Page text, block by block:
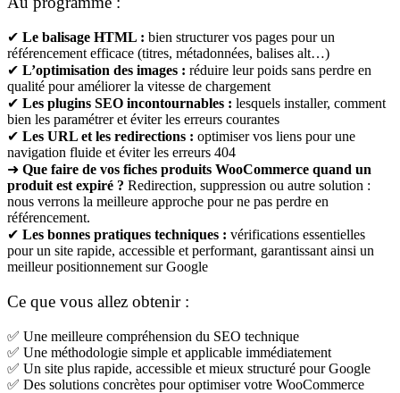
optimisez
site
WordPress
✔ Le balisage HTML : bien structurer vos pages pour un
référencement efficace (titres, métadonnées, balises alt…)
✔ L’optimisation des images : réduire leur poids sans perdre en
qualité pour améliorer la vitesse de chargement
✔ Les plugins SEO incontournables : lesquels installer, comment
bien les paramétrer et éviter les erreurs courantes
✔ Les URL et les redirections : optimiser vos liens pour une
navigation fluide et éviter les erreurs 404
➜ Que faire de vos fiches produits WooCommerce quand un
produit est expiré ? Redirection, suppression ou autre solution :
nous verrons la meilleure approche pour ne pas perdre en
référencement.
✔ Les bonnes pratiques techniques : vérifications essentielles
pour un site rapide, accessible et performant, garantissant ainsi un
meilleur positionnement sur Google
Ce que vous allez obtenir :
✅ Une meilleure compréhension du SEO technique
✅ Une méthodologie simple et applicable immédiatement
✅ Un site plus rapide, accessible et mieux structuré pour Google
✅ Des solutions concrètes pour optimiser votre WooCommerce